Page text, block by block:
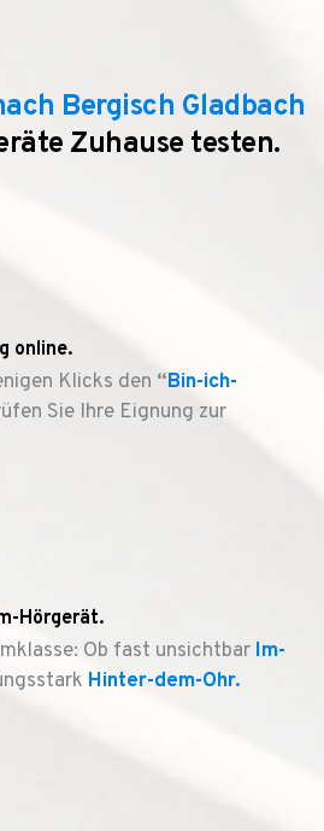
Bergisch Gladbach
Zuhause testen.
online.
Klicks den “Bin-ich-
Sie Ihre Eignung zur
Hörgerät.
Ob fast unsichtbar Im-
Hinter-dem-Ohr.